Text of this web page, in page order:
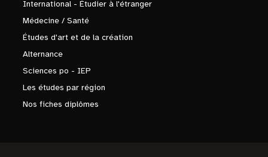
International - Étudier à l'étranger
Médecine / Santé
Études d'art et de la création
Alternance
Sciences po - IEP
Les études par région
Nos fiches diplômes